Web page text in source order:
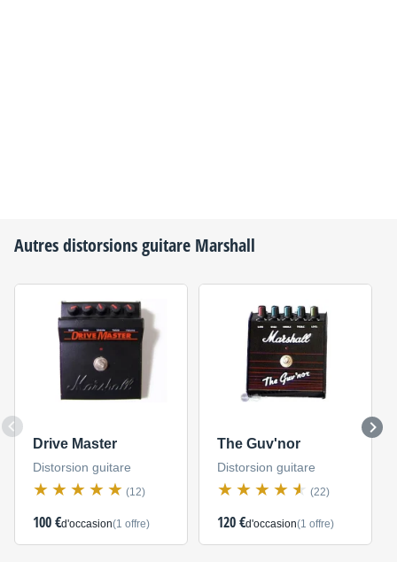
Autres distorsions guitare Marshall
Drive Master
Distorsion guitare
(12)
100 €d'occasion(1 offre)
The Guv'nor
Distorsion guitare
(22)
120 €d'occasion(1 offre)